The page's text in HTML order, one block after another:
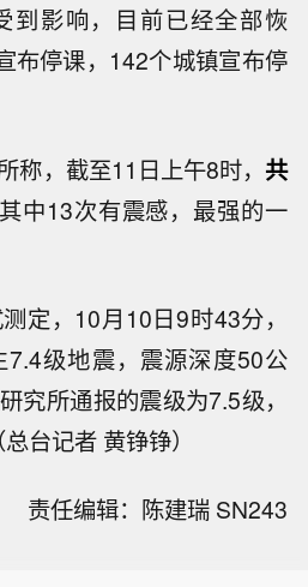
到影响，目前已经全部恢
布停课，142个城镇宣布停
称，截至11日上午8时， 共
中13次有震感，最强的一
定，10月10日9时43分，
级地震，震源深度50公
究所通报的震级为7.5级，
台记者 黄铮铮）
责任编辑：陈建瑞 SN243